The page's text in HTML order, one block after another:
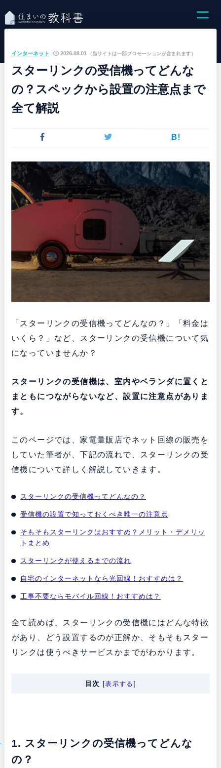
（当サイトは一部プロモーションが含まれます）
インターネット 2026.08.01
スターリンクの受信機ってどんな
の？スペックから設置の注意点まで
全て解説
B!
「スターリンクの受信機ってどんなの？」「料金は
いくら？」など、スターリンクの受信機について気
になっていませんか？
スターリンクの受信機は、室内やベランダに置くと
まともにつながらないなど、設置に注意点がありま
す。
このページでは、家電量販店でネット回線の販売を
していた筆者が、下記の流れで、スターリンクの受
信機について詳しく解説していきます。
スターリンクの受信機ってどんなの？
受信機の設置で知っておくべき唯一の注意点
そもそもスターリンクはおすすめ？メリット・デメリッ
トまとめ
スターリンクが使えるまでの流れ
自宅のインターネットなら光回線！おすすめは？
工事不要ならモバイル回線！おすすめは？
全て読めば、スターリンクの受信機にはどんな特徴
があり、どう設置するのが正解か、そもそもスター
リンクは使うべきサービスかまでがわかります。
目次 [表示する ]
1. スターリンクの受信機ってどんな
の？